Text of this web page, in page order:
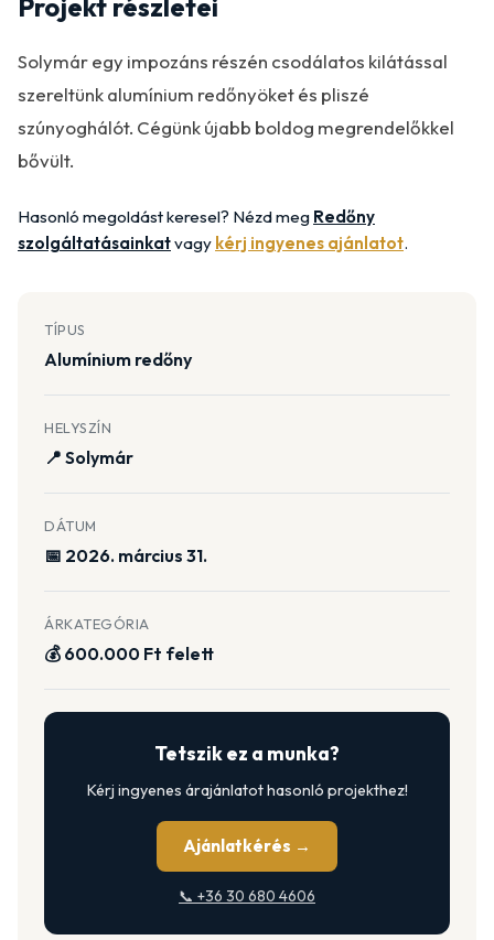
Solymár egy impozáns részén csodálatos kilátással
szereltünk alumínium redőnyöket és pliszé
szúnyoghálót. Cégünk újabb boldog megrendelőkkel
bővült.
Hasonló megoldást keresel? Nézd meg Redőny
szolgáltatásainkatvagy kérj ingyenes ajánlatot.
TÍPUS
Alumínium redőny
HELYSZÍN
📍 Solymár
DÁTUM
📅 2026. március 31.
ÁRKATEGÓRIA
💰 600.000 Ft felett
Tetszik ez a munka?
Kérj ingyenes árajánlatot hasonló projekthez!
Ajánlatkérés →
📞 +36 30 680 4606